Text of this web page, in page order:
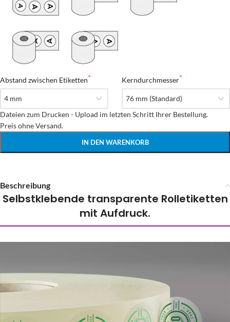
Abstand zwischen Etiketten Kerndurchmesser
Dateien zum Drucken - Upload im letzten Schritt Ihrer Bestellung.
Preis ohne Versand.
IN DEN WARENKORB
Beschreibung
Selbstklebende transparente Rolletiketten
mit Aufdruck.